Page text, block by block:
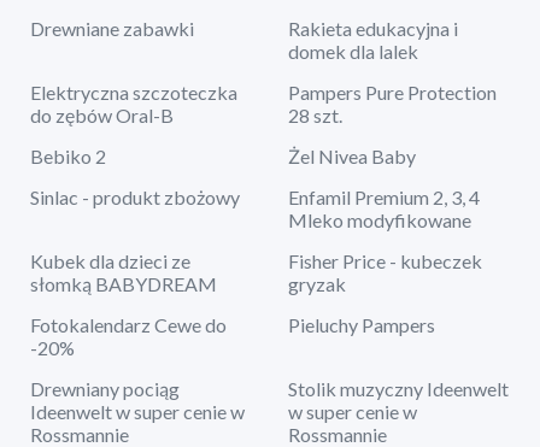
Drewniane zabawki
Rakieta edukacyjna i
domek dla lalek
Elektryczna szczoteczka
do zębów Oral-B
Pampers Pure Protection
28 szt.
Bebiko 2
Żel Nivea Baby
Sinlac - produkt zbożowy
Enfamil Premium 2, 3, 4
Mleko modyfikowane
Kubek dla dzieci ze
słomką BABYDREAM
Fisher Price - kubeczek
gryzak
Fotokalendarz Cewe do
-20%
Pieluchy Pampers
Drewniany pociąg
Ideenwelt w super cenie w
Rossmannie
Stolik muzyczny Ideenwelt
w super cenie w
Rossmannie